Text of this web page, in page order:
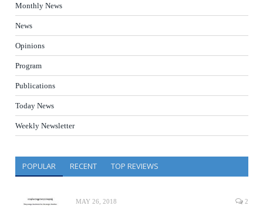
Monthly News
News
Opinions
Program
Publications
Today News
Weekly Newsletter
POPULAR RECENT TOP REVIEWS
MAY 26, 2018 2